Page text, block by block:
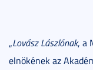
„Lovász Lászlónak, a
elnökének az